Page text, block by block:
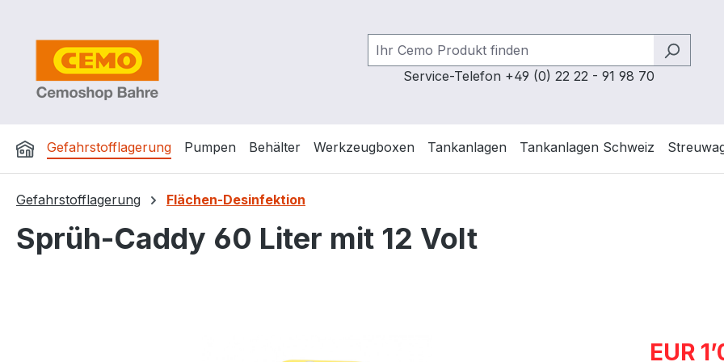
Service-Telefon +49 (0) 22 22 - 91 98 70
Gefahrstofflagerung Pumpen Behälter Werkzeugboxen Tankanlagen Tankanlagen Schweiz
Gefahrstofflagerung Flächen-Desinfektion
Sprüh-Caddy 60 Liter mit 12 Volt
EUR